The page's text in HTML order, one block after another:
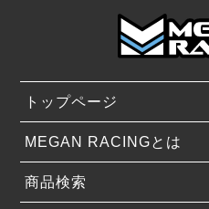
トップページ
MEGAN RACINGとは
商品検索